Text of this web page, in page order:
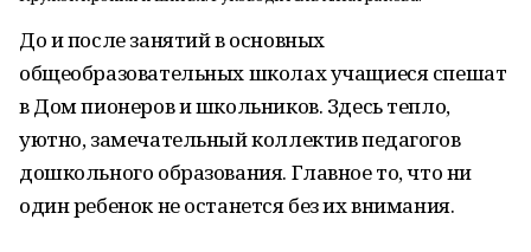
До и после занятий в основных
общеобразовательных школах учащиеся спешат
в Дом пионеров и школьников. Здесь тепло,
уютно, замечательный коллектив педагогов
дошкольного образования. Главное то, что ни
один ребенок не останется без их внимания.